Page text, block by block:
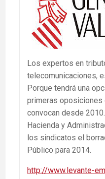
Los expertos en
telecomunicaciones,
Porque tendrá una
primeras oposiciones
convocan desde
Hacienda y
los sindicatos el
Público para 2014.
http://www.levante-